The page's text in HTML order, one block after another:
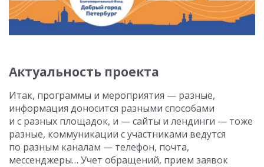
Актуальность проекта
Итак, программы и мероприятия — разные,
информация доносится разными способами
и с разных площадок, и — сайты и лендинги — тоже
разные, коммуникации с участниками ведутся
по разным каналам — телефон, почта,
мессенджеры… Учет обращений, прием заявок